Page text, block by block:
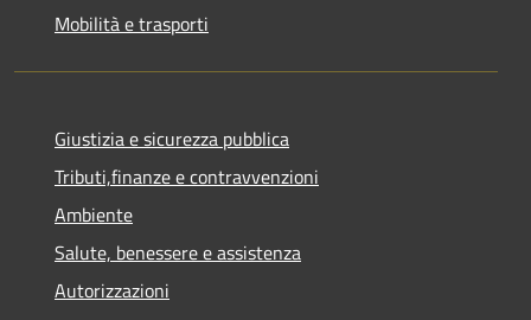
Mobilità e trasporti
Giustizia e sicurezza pubblica
Tributi,finanze e contravvenzioni
Ambiente
Salute, benessere e assistenza
Autorizzazioni